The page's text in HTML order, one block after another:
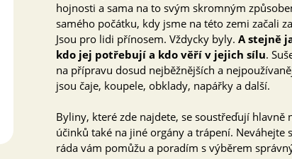
hojnosti a sama na to svým skromným
samého počátku, kdy jsme na této zemi začali
Jsou pro lidi přínosem. Vždycky byly. A stejně
kdo jej potřebují a kdo věří v jejich sílu.
na přípravu dosud nejběžnějších a
jsou čaje, koupele, obklady, napářky a další.
Byliny, které zde najdete, se soustřeďují
účinků také na jiné orgány a trápení.
ráda vám pomůžu a poradím s výběrem